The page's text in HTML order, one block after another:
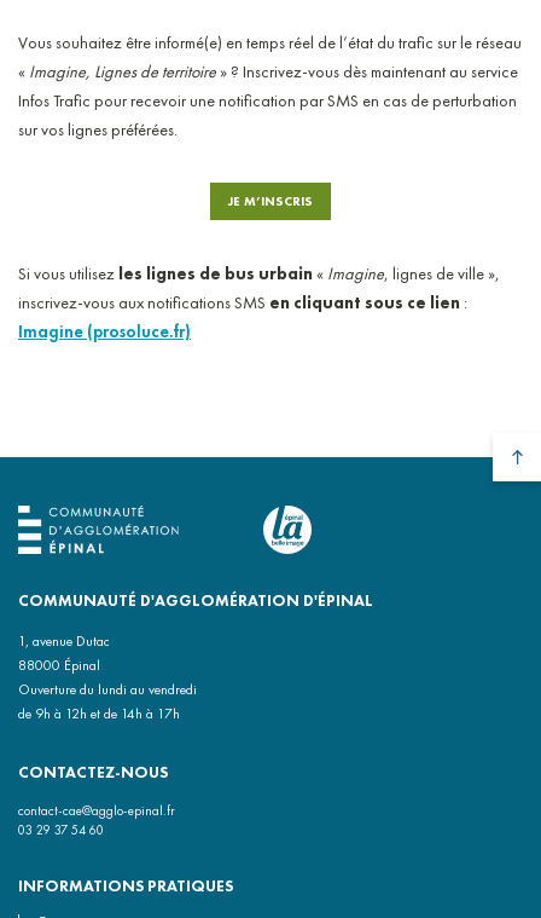
Vous souhaitez être informé(e) en temps réel de l’état du trafic sur le réseau
« Imagine, Lignes de territoire » ? Inscrivez-vous dès maintenant au service
Infos Trafic pour recevoir une notification par SMS en cas de perturbation
sur vos lignes préférées.
JE M’INSCRIS
Si vous utilisez les lignes de bus urbain « Imagine, lignes de ville »,
inscrivez-vous aux notifications SMS en cliquant sous ce lien :
Imagine (prosoluce.fr)
COMMUNAUTÉ D'AGGLOMÉRATION D'ÉPINAL
1, avenue Dutac
88000 Épinal
Ouverture du lundi au vendredi
de 9h à 12h et de 14h à 17h
CONTACTEZ-NOUS
contact-cae@agglo-epinal.fr
03 29 37 54 60
INFORMATIONS PRATIQUES